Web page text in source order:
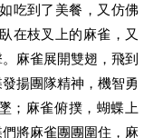
吃到了美餐，又仿佛
在枝叉上的麻雀，又
麻雀展開雙翅，飛到
揚團隊精神，機智勇
；麻雀俯撲，蝴蝶上
將麻雀團團圍住，麻